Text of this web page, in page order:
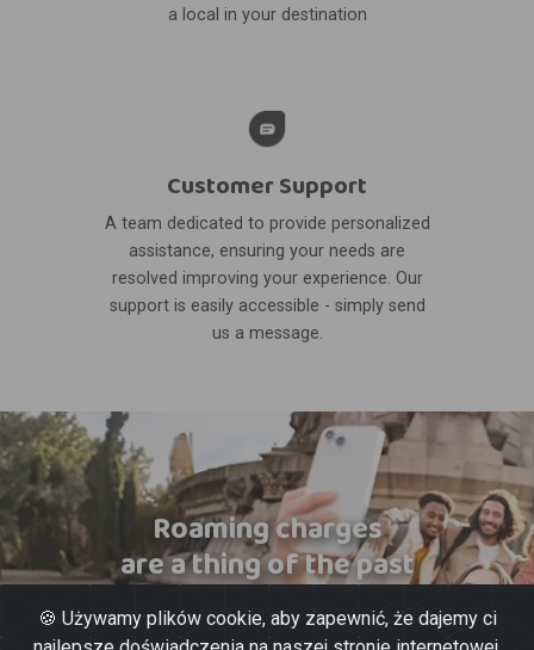
a local in your destination
Customer Support
A team dedicated to provide personalized
assistance, ensuring your needs are
resolved improving your experience. Our
support is easily accessible - simply send
us a message.
Roaming charges
are a thing of the past
🍪 Używamy plików cookie, aby zapewnić, że dajemy ci